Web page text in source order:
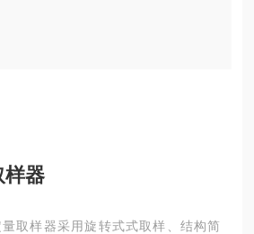
样器
量取样器采用旋转式式取样、结构简